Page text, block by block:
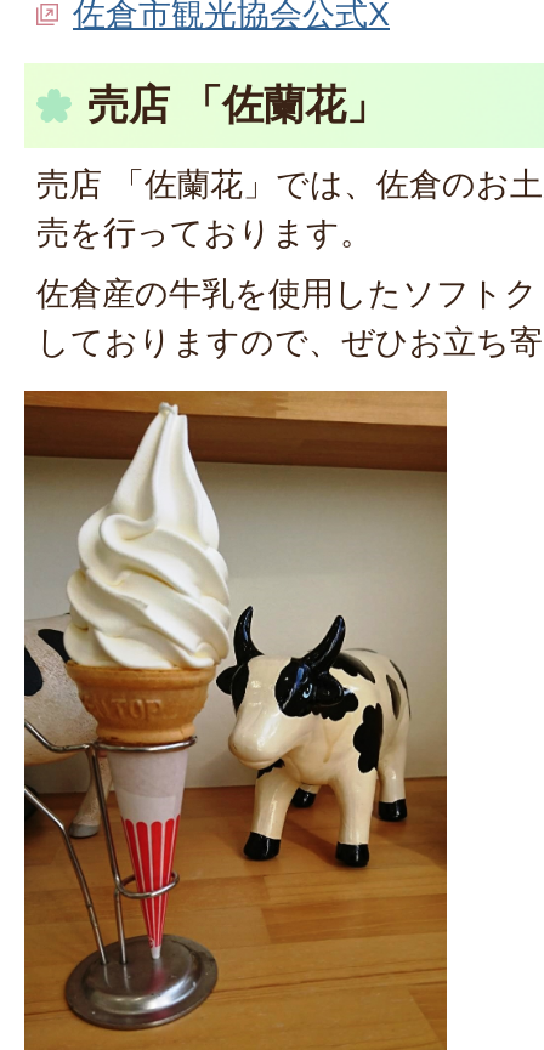
佐倉市観光協会公式X
売店 「佐蘭花」
売店 「佐蘭花」では、佐倉のお
売を行っております。
佐倉産の牛乳を使用したソフト
しておりますので、ぜひお立ち